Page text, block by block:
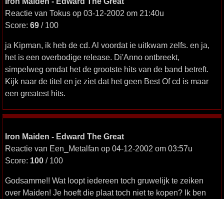
Reactie van Tokus op 03-12-2002 om 21:40u
Score: 69 / 100
ja Kipman, ik heb de cd. Al voordat ie uitkwam zelfs. en ja,
het is een overbodige release. Di'Anno ontbreekt,
simpelweg omdat het de grootste hits van de band betreft.
Kijk naar de titel en je ziet dat het geen Best Of cd is maar
een greatest hits.
Iron Maiden - Edward The Great
Reactie van Een_Metalfan op 04-12-2002 om 03:57u
Score: 100 / 100
Godsamme!! Wat loopt iedereen toch gruwelijk te zeiken
over Maiden! Je hoeft die plaat toch niet te kopen? Ik ben